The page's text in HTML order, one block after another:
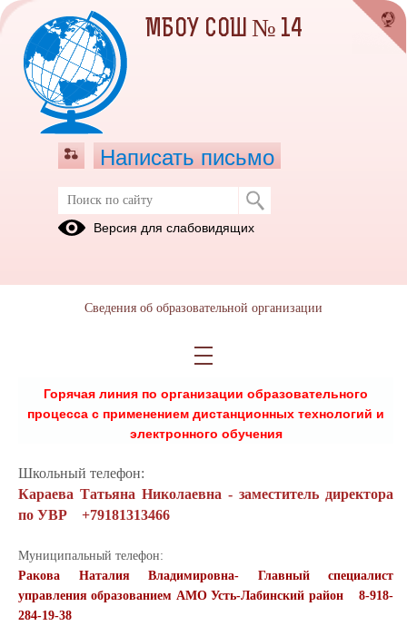
ДИСТАНЦИОННОЕ ОБУЧЕНИЕ
Горячая линия по организации образовательного
процесса с применением дистанционных технологий и
электронного обучения
Школьный телефон:
Караева Татьяна Николаевна - заместитель директора
по УВР +79181313466
Муниципальный телефон:
Ракова Наталия Владимировна- Главный специалист
управления образованием АМО Усть-Лабинский район 8-918-
284-19-38
МБОУ СОШ № 14
Написать письмо
Версия для слабовидящих
Сведения об образовательной организации